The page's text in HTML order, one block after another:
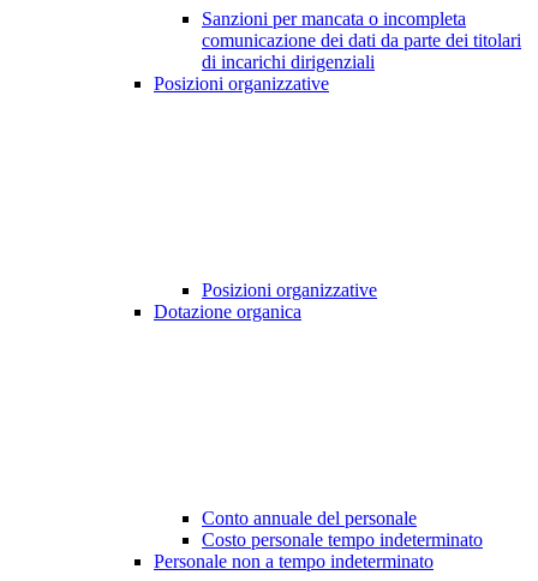
Sanzioni per mancata o incompleta
comunicazione dei dati da parte dei titolari
di incarichi dirigenziali
Posizioni organizzative
Posizioni organizzative
Dotazione organica
Conto annuale del personale
Costo personale tempo indeterminato
Personale non a tempo indeterminato